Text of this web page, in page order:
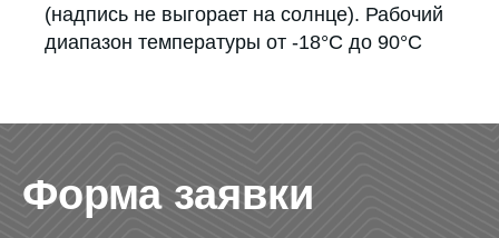
(надпись не выгорает на солнце). Рабочий
диапазон температуры от -18°С до 90°С
Форма заявки